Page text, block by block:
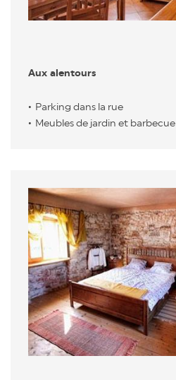
Aux alentours
Parking dans la rue
Meubles de jardin et barbecue